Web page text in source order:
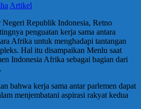
Artikel
Republik Indonesia, Retno
penguatan kerja sama antara
Afrika untuk menghadapi tantangan
Hal itu disampaikan Menlu saat
Indonesia Afrika sebagai bagian dari
bahwa kerja sama antar parlemen dapat
menjembatani aspirasi rakyat kedua